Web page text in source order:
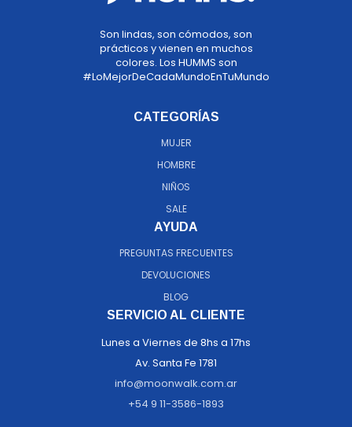
Son lindas, son cómodos, son
prácticos y vienen en muchos
colores. Los HUMMS son
#LoMejorDeCadaMundoEnTuMundo
CATEGORÍAS
MUJER
HOMBRE
NIÑOS
SALE
AYUDA
PREGUNTAS FRECUENTES
DEVOLUCIONES
BLOG
SERVICIO AL CLIENTE
Lunes a Viernes de 8hs a 17hs
Av. Santa Fe 1781
info@moonwalk.com.ar
+54 9 11-3586-1893